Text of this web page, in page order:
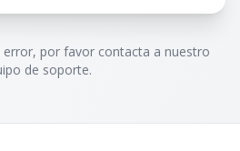
error, por favor contacta a nuestro
de soporte.